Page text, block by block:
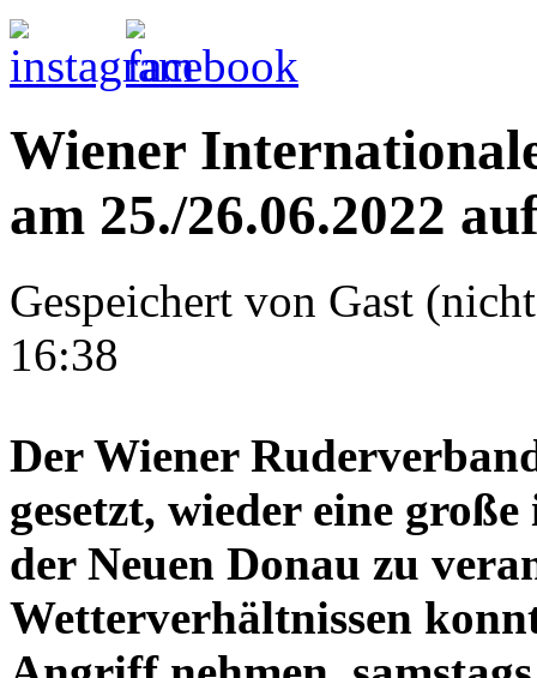
Wiener
am 25./26.06.2022
Gespeichert von Gast
16:38
Der Wiener
gesetzt, wieder eine
der Neuen Donau zu
Wetterverhältnissen